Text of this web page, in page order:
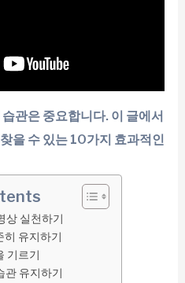
관은 중요합니다. 이 글에서
을 수 있는 10가지 효과적인
상 실천하기
히 유지하기
기르기
관 유지하기